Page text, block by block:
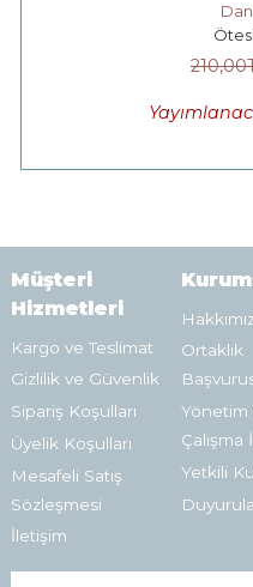
210,00
Müşteri
Hizmetleri
Kargo ve Teslimat
Gizlilik ve Güvenlik
Sipariş Koşulları
Üyelik Koşulları
Mesafeli Satış
Sözleşmesi
İletişim
Ortaklık
Yönetim
Çalışma
Yetkili